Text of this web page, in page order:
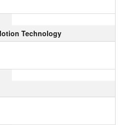
Technology